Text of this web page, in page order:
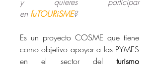
en fuTOURiSME?
Es un proyecto COSME que tiene
como objetivo apoyar a las PYMES
en el sector del turismo